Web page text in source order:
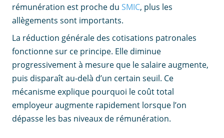
rémunération est proche du SMIC, plus les
allègements sont importants.
La réduction générale des cotisations patronales
fonctionne sur ce principe. Elle diminue
progressivement à mesure que le salaire augmente,
puis disparaît au-delà d’un certain seuil. Ce
mécanisme explique pourquoi le coût total
employeur augmente rapidement lorsque l’on
dépasse les bas niveaux de rémunération.